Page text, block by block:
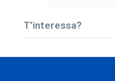
T’interessa?